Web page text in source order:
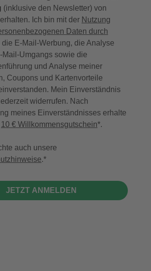
(inklusive den Newsletter) von
Ich bin mit der Nutzung
Daten durch
die E-Mail-Werbung, die Analyse
Mail-Umgangs sowie die
und Analyse meiner
Coupons und Kartenvorteile
Mein Einverständnis
widerrufen. Nach
meines Einverständnisses erhalte
10 € Willkommensgutschein*.
auch unsere
.
JETZT ANMELDEN